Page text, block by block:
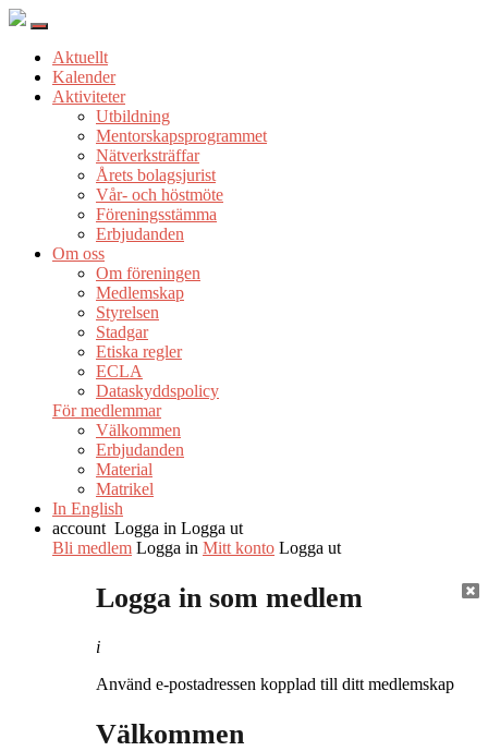
Aktuellt
Kalender
Aktiviteter
Utbildning
Mentorskapsprogrammet
Nätverksträffar
Årets bolagsjurist
Vår- och höstmöte
Föreningsstämma
Erbjudanden
Om oss
Om föreningen
Medlemskap
Styrelsen
Stadgar
Etiska regler
ECLA
Dataskyddspolicy
För medlemmar
Välkommen
Erbjudanden
Material
Matrikel
In English
account Logga in Logga ut
Bli medlem Logga in Mitt konto Logga ut
Logga in som medlem
i
Använd e-postadressen kopplad till ditt medlemskap
Välkommen